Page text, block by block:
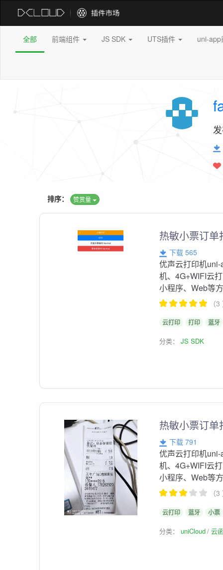
全部 前端组件 JS SDK UTS插件 uni-
排序： 赞赏量
热敏小票订单
下载 565
优声云打印机
机、4G+WIFI云
小程序、Web等
（
云打印 打印 蓝牙
分类：JS SDK
热敏小票订单
下载 791
优声云打印机
机、4G+WIFI云
小程序、Web等
（
云打印 蓝牙 小票
分类：uniCloud 云